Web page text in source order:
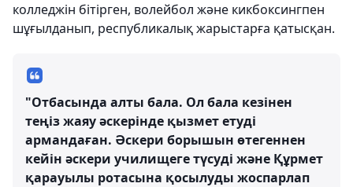
колледжін бітірген, волейбол және кикбоксингпен
шұғылданып, республикалық жарыстарға қатысқан.
"Отбасында алты бала. Ол бала кезінен
теңіз жаяу әскерінде қызмет етуді
армандаған. Әскери борышын өтегеннен
кейін әскери училищеге түсуді және Құрмет
қарауылы ротасына қосылуды жоспарлап